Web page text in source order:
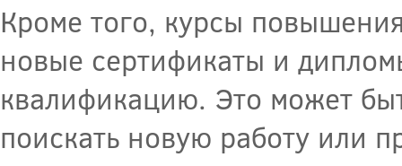
Кроме того, курсы
новые сертификаты и
квалификацию. Это может
поискать новую работу или